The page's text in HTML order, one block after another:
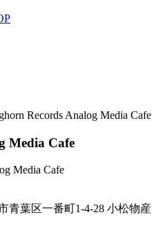
Records Analog Media Cafe
Media Cafe
青葉区一番町1-4-28 小松物産